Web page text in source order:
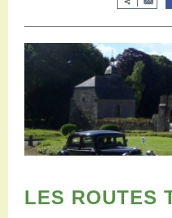
Autour de chez nous
Séjourner
Hébergements
Restaurants
Aires de camping-car
Salles de réception
Aires de pique-nique
Randonnées pédestres
LES ROUTES